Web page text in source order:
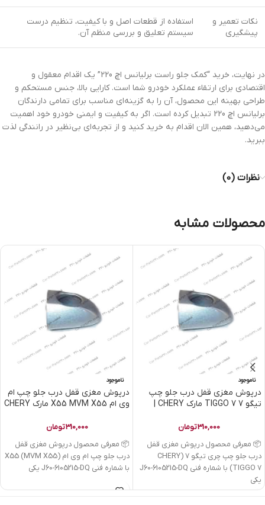
نکات تعمیر و
پیشگیری
استفاده از قطعات اصل و با کیفیت، تنظیم درست
سیستم تعلیق و بررسی منظم آن.
در نهایت، خرید “کمک جلو راست برلیانس اچ 220” یک اقدام معقول و
اقتصادی برای ارتقاء عملکرد خودرو شما است. کارایی بالا، جنس مستحکم و
طراحی بهینه این محصول، آن را به گزینه‌ای مناسب برای تمامی دارندگان
برلیانس اچ 220 تبدیل کرده است. اگر به کیفیت و ایمنی خودرو خود اهمیت
می‌دهید، همین الان اقدام به خرید کنید و از تجربه‌ای بی‌نظیر در رانندگی لذت
ببرید.
نظرات (0)
محصولات مشابه
ناموجود
درپوش مغزی قفل درب جلو چپ
تیگو 7 TIGGO 7 مارک CHERY |
310,000تومان
📦 معرفی محصول درپوش مغزی قفل
درب جلو چپ چری تیگو 7 (CHERY
TIGGO 7) با شماره فنی J60-6105215-DQ
یکی
ناموجود
درپوش مغزی قفل درب جلو چپ ام
وی ام X55 MVM X55 مارک CHERY
310,000تومان
📦 معرفی محصول درپوش مغزی قفل
درب جلو چپ ام وی ام X55 (MVM X55)
با شماره فنی J60-6105215-DQ یکی